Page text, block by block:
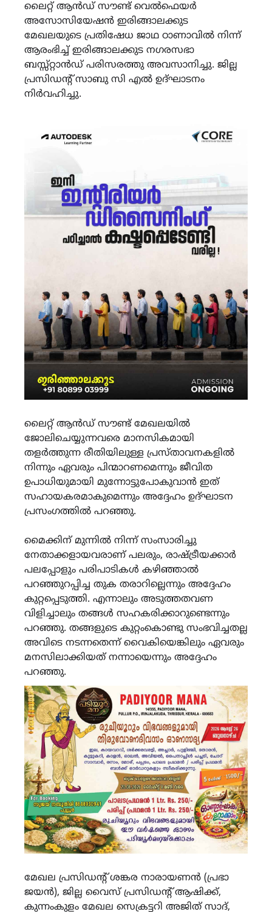
ലൈറ്റ് ആൻഡ് സൗണ്ട് വെൽഫെയർ
അസോസിയേഷൻ ഇരിങ്ങാലക്കുട
മേഖലയുടെ പ്രതിഷേധ ജാഥ ഠാണാവിൽ നിന്ന്
ആരംഭിച്ച് ഇരിങ്ങാലക്കുട നഗരസഭാ
ബസ്സ്റ്റാൻഡ് പരിസരത്തു അവസാനിച്ചു. ജില്ല
പ്രസിഡന്റ് സാബു സി എൽ ഉദ്‌ഘാടനം
നിർവഹിച്ചു.
ലൈറ്റ് ആൻഡ് സൗണ്ട് മേഖലയിൽ
ജോലിചെയ്യുന്നവരെ മാനസികമായി
തളർത്തുന്ന രീതിയിലുള്ള പ്രസ്താവനകളിൽ
നിന്നും ഏവരും പിന്മാറണമെന്നും ജീവിത
ഉപാധിയുമായി മുന്നോട്ടുപോകുവാൻ ഇത്
സഹായകരമാകുമെന്നും അദ്ദേഹം ഉദ്‌ഘാടന
പ്രസംഗത്തിൽ പറഞ്ഞു.
മൈക്കിന് മുന്നിൽ നിന്ന് സംസാരിച്ചു
നേതാക്കളായവരാണ് പലരും, രാഷ്ട്രീയക്കാർ
പലപ്പോളും പരിപാടികൾ കഴിഞ്ഞാൽ
പറഞ്ഞുറപ്പിച്ച തുക തരാറില്ലെന്നും അദ്ദേഹം
കുറ്റപ്പെടുത്തി. എന്നാലും അടുത്തതവണ
വിളിച്ചാലും തങ്ങൾ സഹകരിക്കാറുണ്ടെന്നും
പറഞ്ഞു. തങ്ങളുടെ കുറ്റംകൊണ്ടു സംഭവിച്ചതല്ല
അവിടെ നടന്നതെന്ന് വൈകിയെങ്കിലും ഏവരും
മനസിലാക്കിയത് നന്നായെന്നും അദ്ദേഹം
പറഞ്ഞു.
മേഖല പ്രസിഡന്റ് ശങ്കര നാരായണൻ (പ്രഭാ
ജയൻ), ജില്ല വൈസ് പ്രസിഡന്റ് ആഷിക്ക്,
കുന്നംകുളം മേഖല സെക്രട്ടറി അജിത് സാദ്,